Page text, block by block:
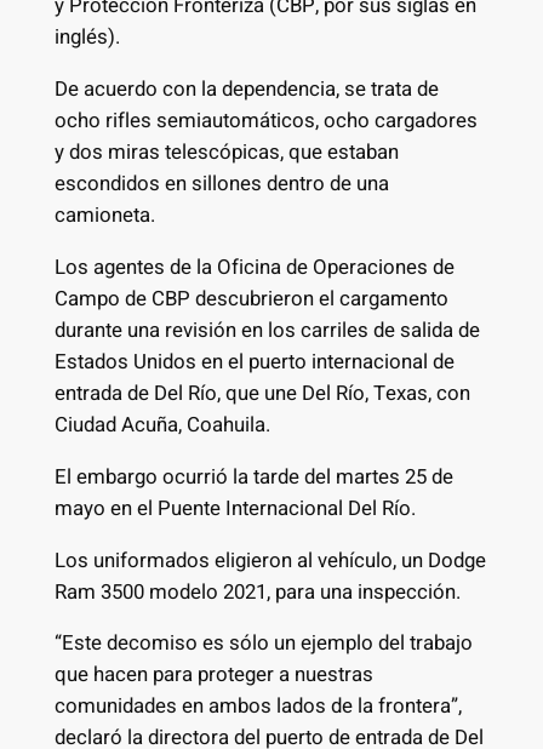
inglés).
De acuerdo con la dependencia, se trata de
ocho rifles semiautomáticos, ocho cargadores
y dos miras telescópicas, que estaban
escondidos en sillones dentro de una
camioneta.
Los agentes de la Oficina de Operaciones de
Campo de CBP descubrieron el cargamento
durante una revisión en los carriles de salida de
Estados Unidos en el puerto internacional de
entrada de Del Río, que une Del Río, Texas, con
Ciudad Acuña, Coahuila.
El embargo ocurrió la tarde del martes 25 de
mayo en el Puente Internacional Del Río.
Los uniformados eligieron al vehículo, un Dodge
Ram 3500 modelo 2021, para una inspección.
“Este decomiso es sólo un ejemplo del trabajo
que hacen para proteger a nuestras
comunidades en ambos lados de la frontera”,
declaró la directora del puerto de entrada de Del